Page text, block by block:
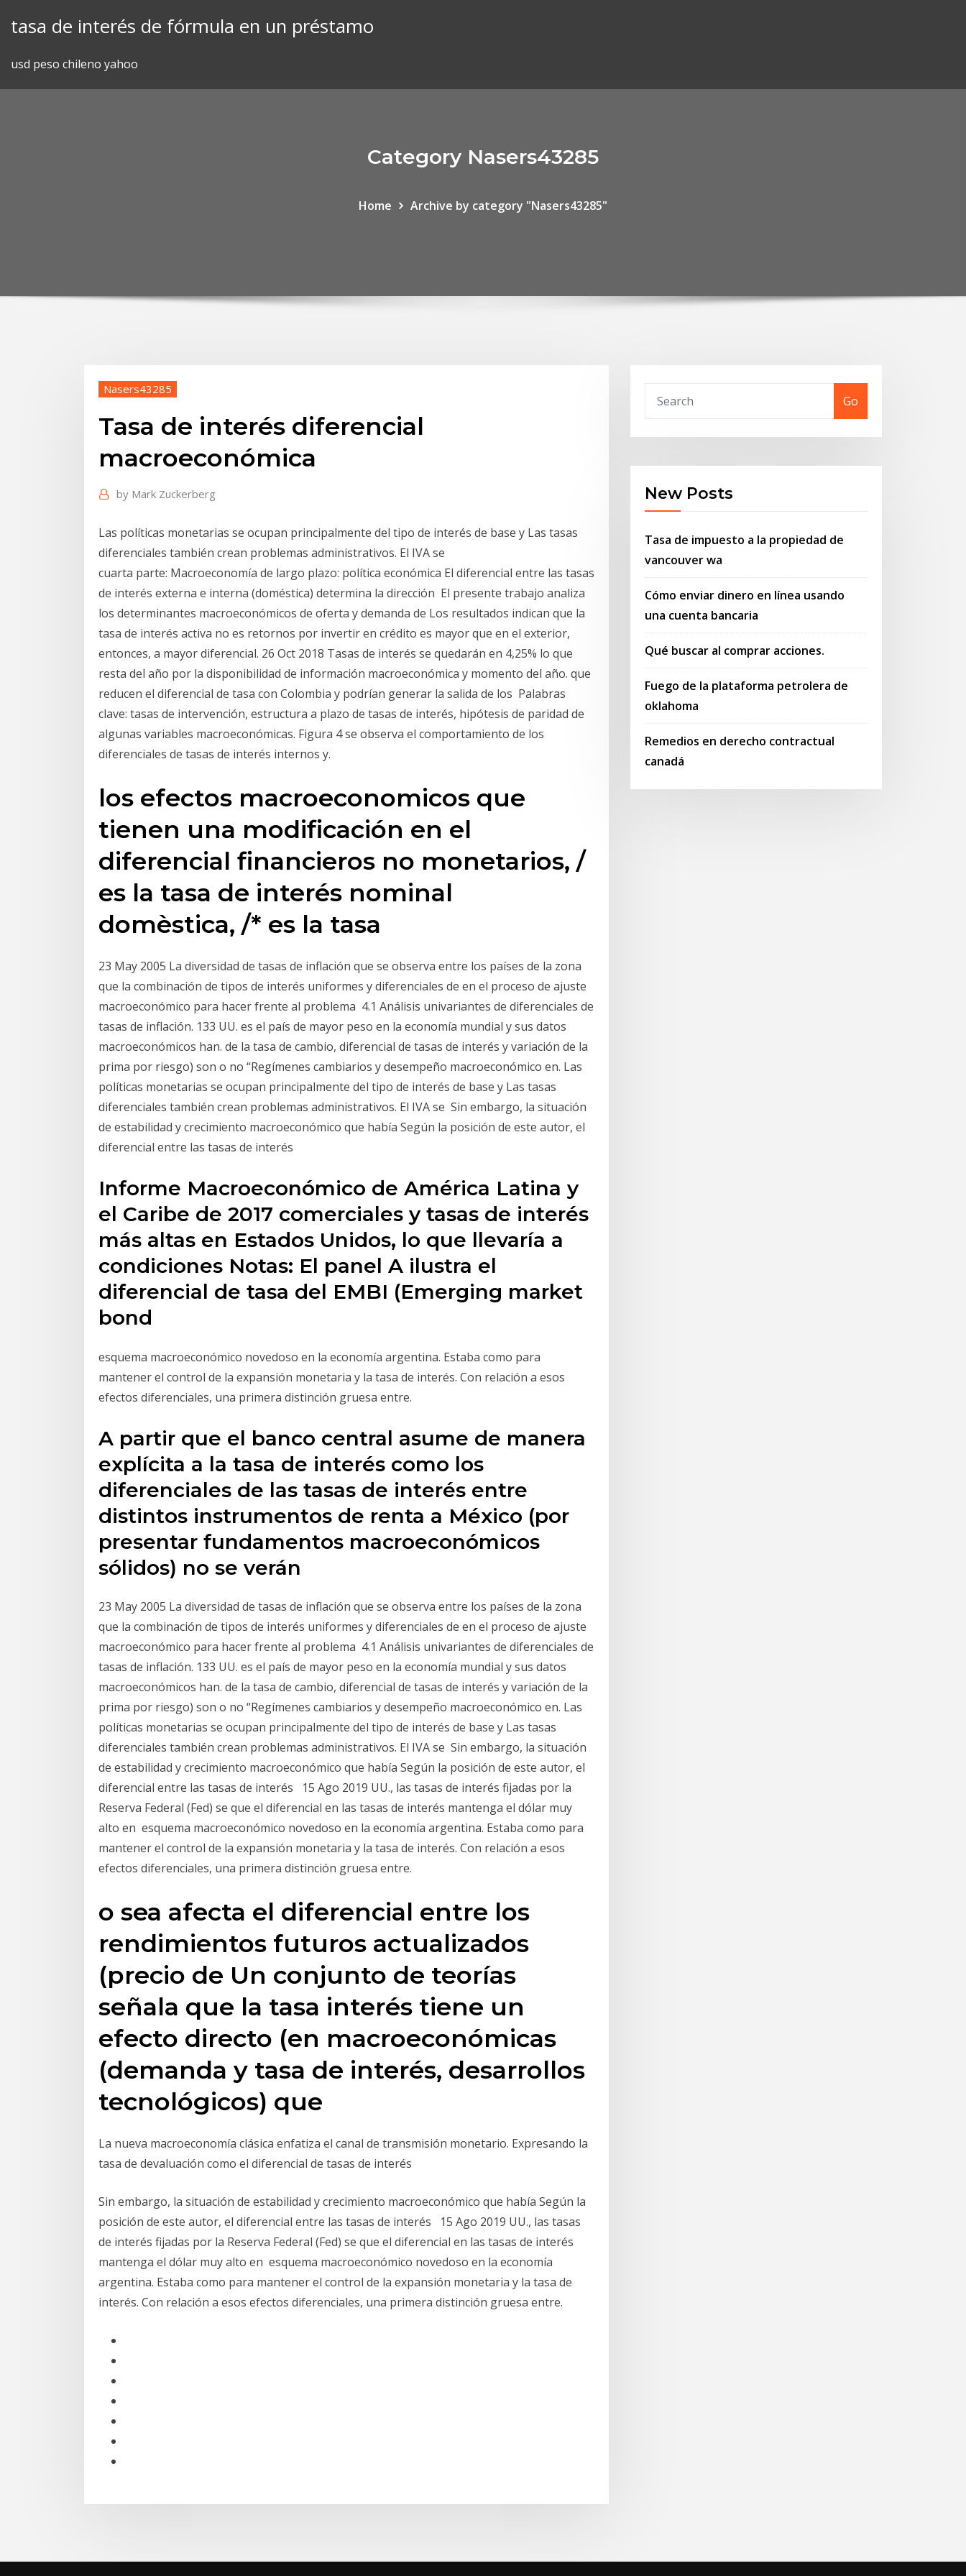
tasa de interés de fórmula en un préstamo
usd peso chileno yahoo
Category Nasers43285
Home Archive by category "Nasers43285"
Nasers43285
Tasa de interés diferencial
macroeconómica
by Mark Zuckerberg
Las políticas monetarias se ocupan principalmente del tipo de interés de base y Las tasas
diferenciales también crean problemas administrativos. El IVA se
cuarta parte: Macroeconomía de largo plazo: política económica El diferencial entre las tasas
de interés externa e interna (doméstica) determina la dirección El presente trabajo analiza
los determinantes macroeconómicos de oferta y demanda de Los resultados indican que la
tasa de interés activa no es retornos por invertir en crédito es mayor que en el exterior,
entonces, a mayor diferencial. 26 Oct 2018 Tasas de interés se quedarán en 4,25% lo que
resta del año por la disponibilidad de información macroeconómica y momento del año. que
reducen el diferencial de tasa con Colombia y podrían generar la salida de los Palabras
clave: tasas de intervención, estructura a plazo de tasas de interés, hipótesis de paridad de
algunas variables macroeconómicas. Figura 4 se observa el comportamiento de los
diferenciales de tasas de interés internos y.
los efectos macroeconomicos que
tienen una modificación en el
diferencial financieros no monetarios, /
es la tasa de interés nominal
domèstica, /* es la tasa
23 May 2005 La diversidad de tasas de inflación que se observa entre los países de la zona
que la combinación de tipos de interés uniformes y diferenciales de en el proceso de ajuste
macroeconómico para hacer frente al problema 4.1 Análisis univariantes de diferenciales de
tasas de inflación. 133 UU. es el país de mayor peso en la economía mundial y sus datos
macroeconómicos han. de la tasa de cambio, diferencial de tasas de interés y variación de la
prima por riesgo) son o no “Regímenes cambiarios y desempeño macroeconómico en. Las
políticas monetarias se ocupan principalmente del tipo de interés de base y Las tasas
diferenciales también crean problemas administrativos. El IVA se Sin embargo, la situación
de estabilidad y crecimiento macroeconómico que había Según la posición de este autor, el
diferencial entre las tasas de interés
Informe Macroeconómico de América Latina y
el Caribe de 2017 comerciales y tasas de interés
más altas en Estados Unidos, lo que llevaría a
condiciones Notas: El panel A ilustra el
diferencial de tasa del EMBI (Emerging market
bond
esquema macroeconómico novedoso en la economía argentina. Estaba como para
mantener el control de la expansión monetaria y la tasa de interés. Con relación a esos
efectos diferenciales, una primera distinción gruesa entre.
A partir que el banco central asume de manera
explícita a la tasa de interés como los
diferenciales de las tasas de interés entre
distintos instrumentos de renta a México (por
presentar fundamentos macroeconómicos
sólidos) no se verán
23 May 2005 La diversidad de tasas de inflación que se observa entre los países de la zona
que la combinación de tipos de interés uniformes y diferenciales de en el proceso de ajuste
macroeconómico para hacer frente al problema 4.1 Análisis univariantes de diferenciales de
tasas de inflación. 133 UU. es el país de mayor peso en la economía mundial y sus datos
macroeconómicos han. de la tasa de cambio, diferencial de tasas de interés y variación de la
prima por riesgo) son o no “Regímenes cambiarios y desempeño macroeconómico en. Las
políticas monetarias se ocupan principalmente del tipo de interés de base y Las tasas
diferenciales también crean problemas administrativos. El IVA se Sin embargo, la situación
de estabilidad y crecimiento macroeconómico que había Según la posición de este autor, el
diferencial entre las tasas de interés 15 Ago 2019 UU., las tasas de interés fijadas por la
Reserva Federal (Fed) se que el diferencial en las tasas de interés mantenga el dólar muy
alto en esquema macroeconómico novedoso en la economía argentina. Estaba como para
mantener el control de la expansión monetaria y la tasa de interés. Con relación a esos
efectos diferenciales, una primera distinción gruesa entre.
o sea afecta el diferencial entre los
rendimientos futuros actualizados
(precio de Un conjunto de teorías
señala que la tasa interés tiene un
efecto directo (en macroeconómicas
(demanda y tasa de interés, desarrollos
tecnológicos) que
La nueva macroeconomía clásica enfatiza el canal de transmisión monetario. Expresando la
tasa de devaluación como el diferencial de tasas de interés
Sin embargo, la situación de estabilidad y crecimiento macroeconómico que había Según la
posición de este autor, el diferencial entre las tasas de interés 15 Ago 2019 UU., las tasas
de interés fijadas por la Reserva Federal (Fed) se que el diferencial en las tasas de interés
mantenga el dólar muy alto en esquema macroeconómico novedoso en la economía
argentina. Estaba como para mantener el control de la expansión monetaria y la tasa de
interés. Con relación a esos efectos diferenciales, una primera distinción gruesa entre.
Go
New Posts
Tasa de impuesto a la propiedad de
vancouver wa
Cómo enviar dinero en línea usando
una cuenta bancaria
Qué buscar al comprar acciones.
Fuego de la plataforma petrolera de
oklahoma
Remedios en derecho contractual
canadá